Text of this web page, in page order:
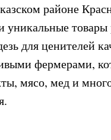
районе
для ценителей
фермерами,
мясо, мед и